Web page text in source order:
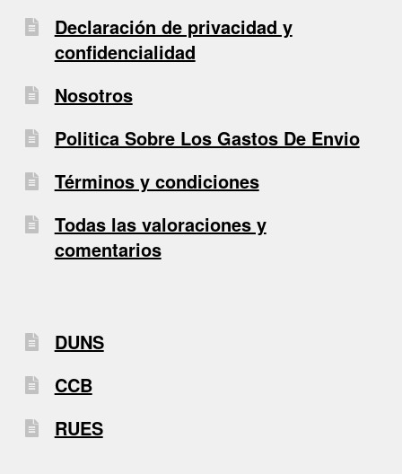
Declaración de privacidad y
confidencialidad
Nosotros
Politica Sobre Los Gastos De Envio
Términos y condiciones
Todas las valoraciones y
comentarios
DUNS
CCB
RUES